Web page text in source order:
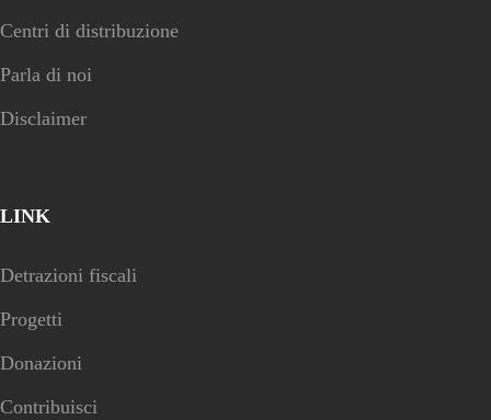
Centri di distribuzione
Parla di noi
Disclaimer
LINK
Detrazioni fiscali
Progetti
Donazioni
Contribuisci